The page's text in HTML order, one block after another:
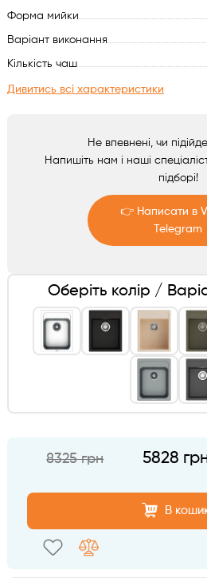
Аксесуари
Форма мийки
Варіант виконання
Кількість чаш
Дивитись всі характеристики
Не впевнені, чи
Напишіть нам і наші
підборі!
👉 Написати в
Telegram
Viber
8325 грн 5828
В
Оберіть колір /